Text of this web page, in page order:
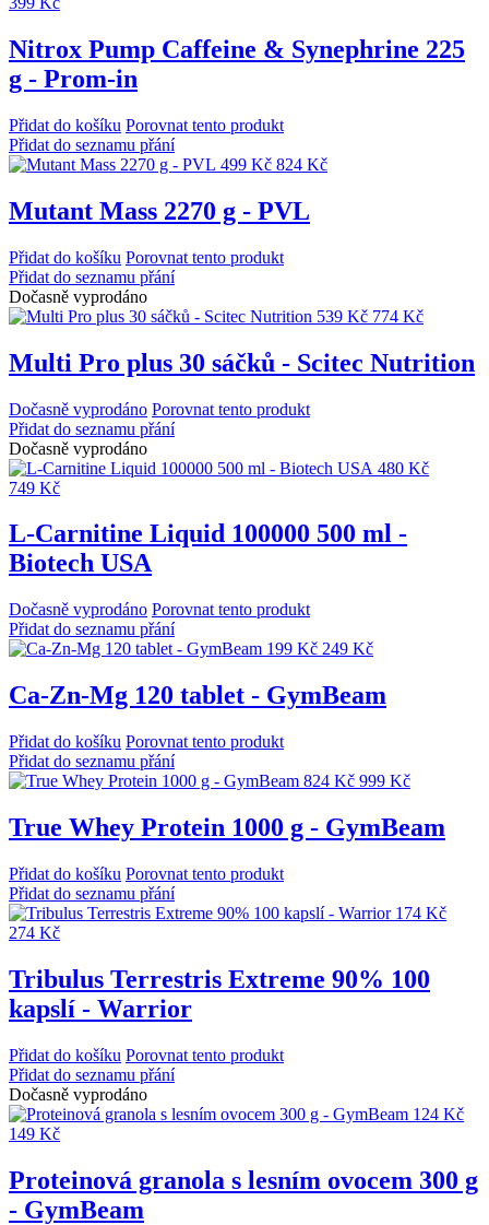
Nitrox Pump Caffeine & Synephrine 225
g - Prom-in
Přidat do košíku Porovnat tento produkt
Přidat do seznamu přání
499 Kč 824 Kč
Mutant Mass 2270 g - PVL
Přidat do košíku Porovnat tento produkt
Přidat do seznamu přání
Dočasně vyprodáno
539 Kč 774 Kč
Multi Pro plus 30 sáčků - Scitec Nutrition
Dočasně vyprodáno Porovnat tento produkt
Přidat do seznamu přání
Dočasně vyprodáno
480 Kč
749 Kč
L-Carnitine Liquid 100000 500 ml -
Biotech USA
Dočasně vyprodáno Porovnat tento produkt
Přidat do seznamu přání
199 Kč 249 Kč
Ca-Zn-Mg 120 tablet - GymBeam
Přidat do košíku Porovnat tento produkt
Přidat do seznamu přání
824 Kč 999 Kč
True Whey Protein 1000 g - GymBeam
Přidat do košíku Porovnat tento produkt
Přidat do seznamu přání
174 Kč
274 Kč
Tribulus Terrestris Extreme 90% 100
kapslí - Warrior
Přidat do košíku Porovnat tento produkt
Přidat do seznamu přání
Dočasně vyprodáno
124 Kč
149 Kč
Proteinová granola s lesním ovocem 300 g
- GymBeam